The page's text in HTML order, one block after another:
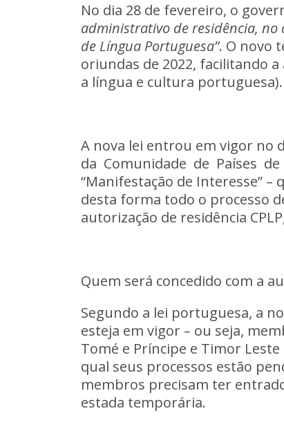
No dia 28 de fevereiro, o
administrativo deresidência, no
de Língua Portuguesa”. O novo
oriundas de 2022, facilitando a
a língua e cultura portuguesa).
A nova lei entrou em vigor no
da Comunidade de Países de
“Manifestação de Interesse” –
desta forma todo o processo
autorização de residência
Quem será concedido com a
Segundo a lei portuguesa, a
esteja em vigor – ou seja,
Tomé e Príncipe e Timor Leste
qual seus processos estão
membros precisam ter
estada temporária.